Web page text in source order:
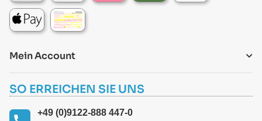
Mein Account
SO ERREICHEN SIE UNS
+49 (0)9122-888 447-0